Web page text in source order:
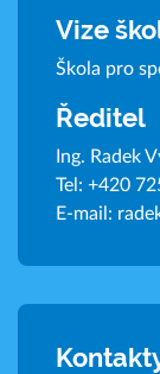
Vize
Škola pro
Ředitel
Ing. Radek
Tel: +420
E-mail: